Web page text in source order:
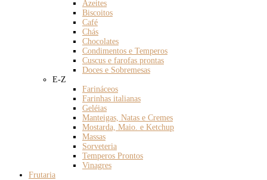
Azeites
Biscoitos
Café
Chás
Chocolates
Condimentos e Temperos
Cuscus e farofas prontas
Doces e Sobremesas
E-Z
Farináceos
Farinhas italianas
Geléias
Manteigas, Natas e Cremes
Mostarda, Maio. e Ketchup
Massas
Sorveteria
Temperos Prontos
Vinagres
Frutaria